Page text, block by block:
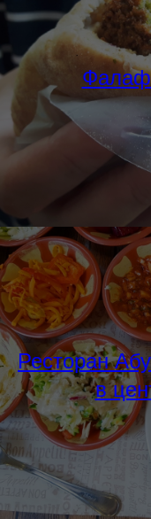
Ресторан
в